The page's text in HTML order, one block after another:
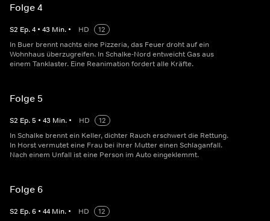
Folge 4
S2 Ep.4 • 43 Min. • HD
12
In Buer brennt nachts eine Pizzeria, das Feuer droht auf ein
Wohnhaus überzugreifen. In Schalke-Nord entweicht Gas aus
einem Tanklaster. Eine Reanimation fordert alle Kräfte.
Folge 5
S2 Ep.5 • 43 Min. • HD
12
In Schalke brennt ein Keller, dichter Rauch erschwert die Rettung.
In Horst vermutet eine Frau bei ihrer Mutter einen Schlaganfall.
Nach einem Unfall ist eine Person im Auto eingeklemmt.
Folge 6
S2 Ep.6 • 44 Min. • HD
12